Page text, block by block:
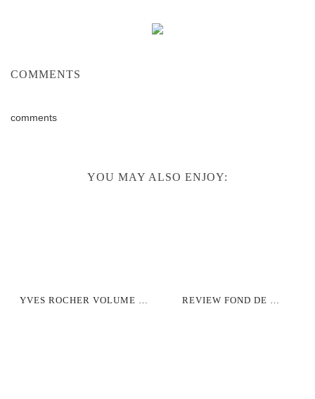
COMMENTS
comments
YOU MAY ALSO ENJOY:
YVES ROCHER VOLUME … REVIEW FOND DE …